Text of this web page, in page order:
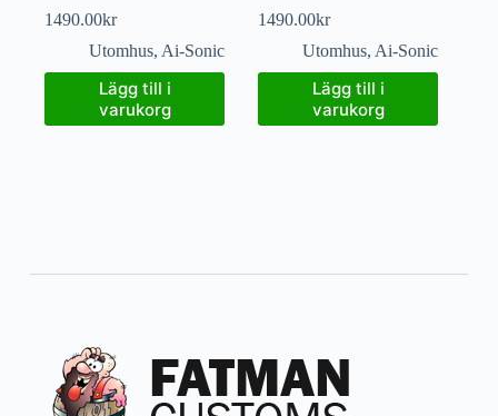
1490.00kr
Utomhus, Ai-Sonic
Lägg till i
varukorg
1490.00kr
Utomhus, Ai-Sonic
Lägg till i
varukorg